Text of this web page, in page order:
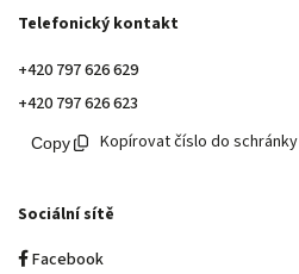
Telefonický kontakt
+420 797 626 629
+420 797 626 623
Kopírovat číslo do schránky
Sociální sítě
Facebook